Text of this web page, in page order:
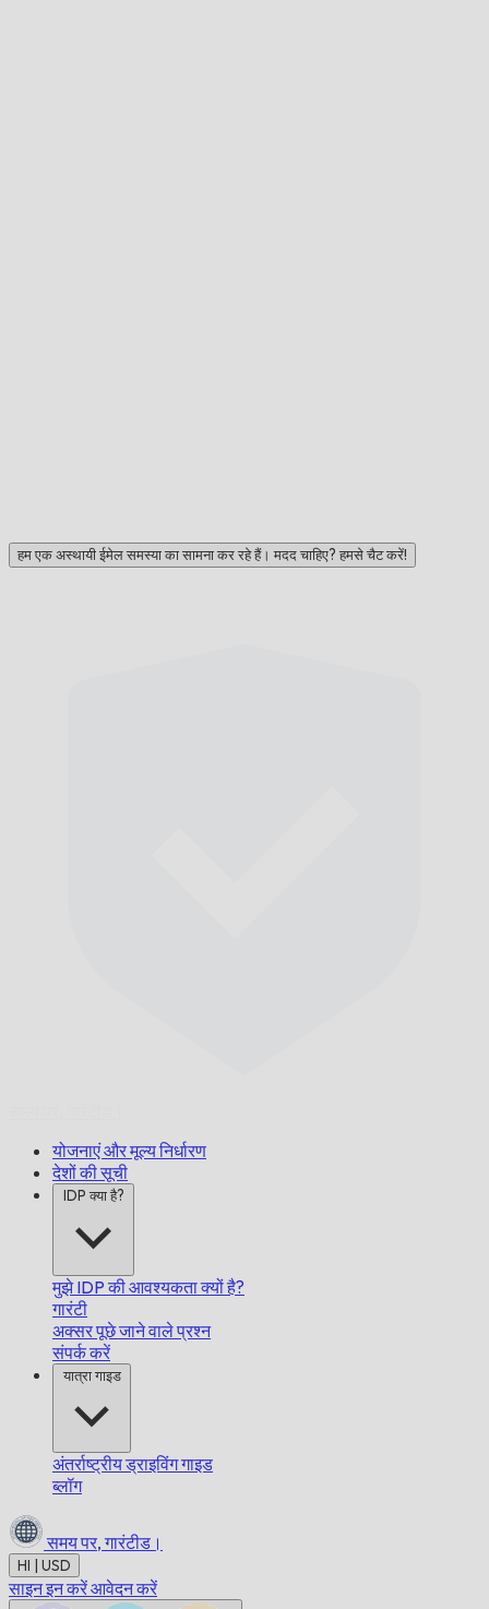
हम एक अस्थायी ईमेल समस्या का सामना कर रहे हैं। मदद चाहिए? हमसे चैट करें!
योजनाएं और मूल्य निर्धारण
देशों की सूची
IDP क्या है?
मुझे IDP की आवश्यकता क्यों है?
गारंटी
अक्सर पूछे जाने वाले प्रश्न
संपर्क करें
यात्रा गाइड
अंतर्राष्ट्रीय ड्राइविंग गाइड
ब्लॉग
समय पर, गारंटीड।
HI | USD
साइन इन करेंआवेदन करें